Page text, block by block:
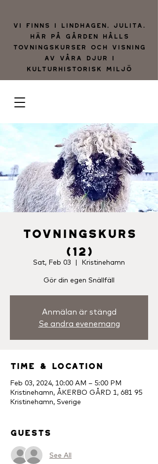
Vi finns i lindhagen, julita.
Här på gården hålls
tovningskurser och visning
av våra djur i
kulturhistorisk miljö
Tovningskurs
(12)
Sat, Feb 03
  |
Kristinehamn
Gör din egen Snällfäll
Anmälan är stängd
Se andra evenemang
Time & Location
Feb 03, 2024, 10:00 AM – 5:00 PM
Kristinehamn, ÅKERBO GÅRD 1, 681 95
Kristinehamn, Sverige
Guests
See All